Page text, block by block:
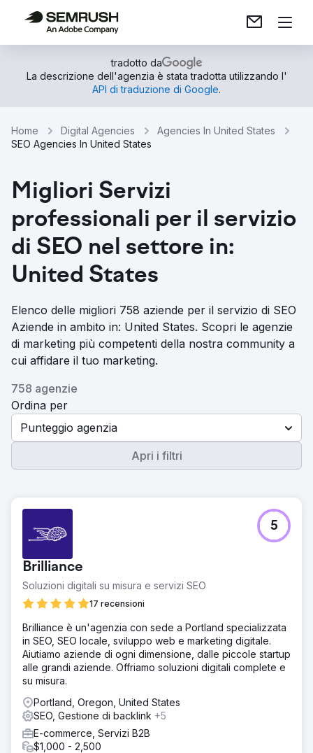
tradotto da
La descrizione dell'agenzia è stata tradotta utilizzando l'
API di traduzione di Google.
Home Digital Agencies
Agencies In United States
SEO Agencies In United States
Migliori Servizi
professionali per il servizio
di SEO nel settore in:
United States
Elenco delle migliori 758 aziende per il servizio di SEO
Aziende in ambito in: United States. Scopri le agenzie
di marketing più competenti della nostra community a
cui affidare il tuo marketing.
758 agenzie
Ordina per
Punteggio agenzia
Apri i filtri
Brilliance
Soluzioni digitali su misura e servizi SEO
17 recensioni
5
Brilliance è un'agenzia con sede a Portland specializzata
in SEO, SEO locale, sviluppo web e marketing digitale.
Aiutiamo aziende di ogni dimensione, dalle piccole startup
alle grandi aziende. Offriamo soluzioni digitali complete e
su misura.
Portland, Oregon, United States
SEO, Gestione di backlink +5
E-commerce, Servizi B2B
$1,000 - 2,500